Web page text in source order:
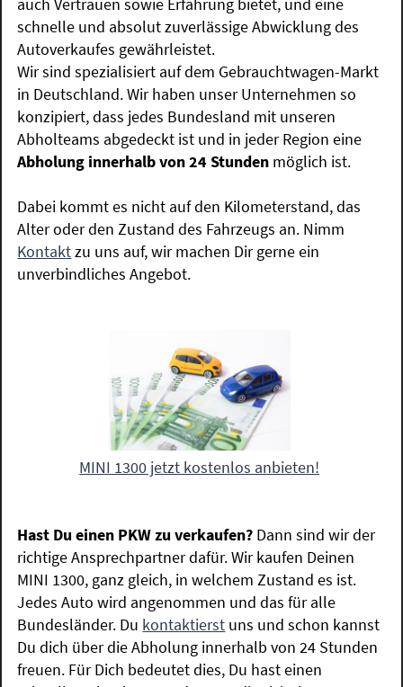
schnelle und absolut zuverlässige Abwicklung des
Autoverkaufes gewährleistet.
Wir sind spezialisiert auf dem Gebrauchtwagen-Markt
in Deutschland. Wir haben unser Unternehmen so
konzipiert, dass jedes Bundesland mit unseren
Abholteams abgedeckt ist und in jeder Region eine
Abholung innerhalb von 24 Stunden möglich ist.
Dabei kommt es nicht auf den Kilometerstand, das
Alter oder den Zustand des Fahrzeugs an. Nimm
Kontaktzu uns auf, wir machen Dir gerne ein
unverbindliches Angebot.
MINI 1300 jetzt kostenlos anbieten!
Hast Du einen PKW zu verkaufen? Dann sind wir der
richtige Ansprechpartner dafür. Wir kaufen Deinen
MINI 1300, ganz gleich, in welchem Zustand es ist.
Jedes Auto wird angenommen und das für alle
Bundesländer. Du kontaktierst uns und schon kannst
Du dich über die Abholung innerhalb von 24 Stunden
freuen. Für Dich bedeutet dies, Du hast einen